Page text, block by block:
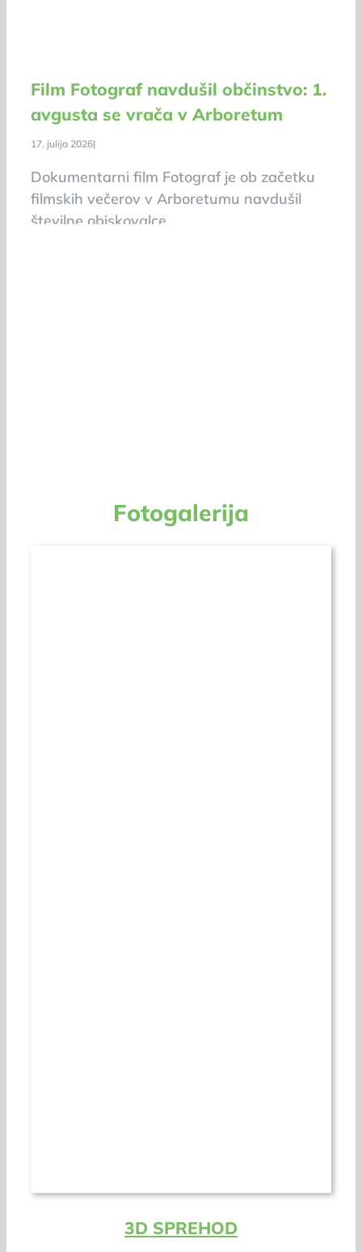
Film Fotograf navdušil občinstvo: 1.
avgusta se vrača v Arboretum
17. julija 2026|
Dokumentarni film Fotograf je ob začetku
filmskih večerov v Arboretumu navdušil
številne obiskovalce.
Fotogalerija
3D SPREHOD